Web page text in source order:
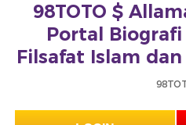
Loading...98TOTO $
Portal Biografi
Filsafat Islam